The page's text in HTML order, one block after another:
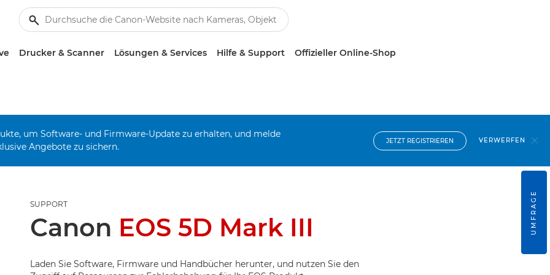
Drucker & Scanner Lösungen & Services Hilfe & Support Offizieller Online-Shop
um Software- und Firmware-Update zu erhalten, und melde
Angebote zu sichern.
JETZT REGISTRIEREN VERWERFEN
SUPPORT
Canon EOS 5D Mark III
Laden Sie Software, Firmware und Handbücher herunter, und nutzen Sie den
UMFRAGE